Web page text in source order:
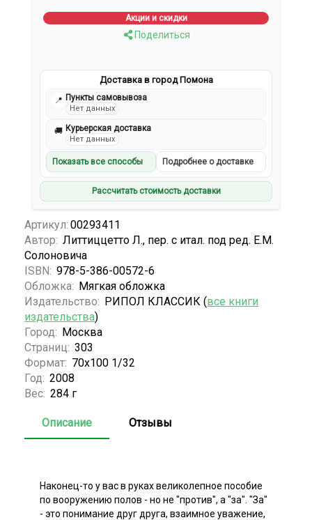
Акции и скидки
Поделиться
Доставка в город Помона
📍 Пункты самовывоза
Нет данных
🚚 Курьерская доставка
Нет данных
Показать все способы Подробнее о доставке
Рассчитать стоимость доставки
Артикул: 00293411
Автор: Литтиццетто Л., пер. с итал. под ред. Е.М.
Солоновича
ISBN: 978-5-386-00572-6
Обложка: Мягкая обложка
Издательство: РИПОЛ КЛАССИК (все книги
издательства)
Город: Москва
Страниц: 303
Формат: 70х100 1/32
Год: 2008
Вес: 284 г
Описание Отзывы
Наконец-то у вас в руках великолепное пособие
по вооружению полов - но не "против", а "за". "За"
- это понимание друг друга, взаимное уважение,